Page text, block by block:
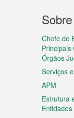
Menu
do
Chefe do
Principais
Órgãos
Serviços
APM
Estrutura